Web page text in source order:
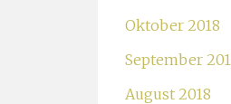
Oktober 2018
September
August 2018